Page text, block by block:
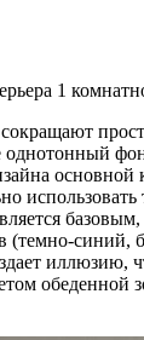
1
однотонный
(темно-синий,
иллюзию,
обеденной